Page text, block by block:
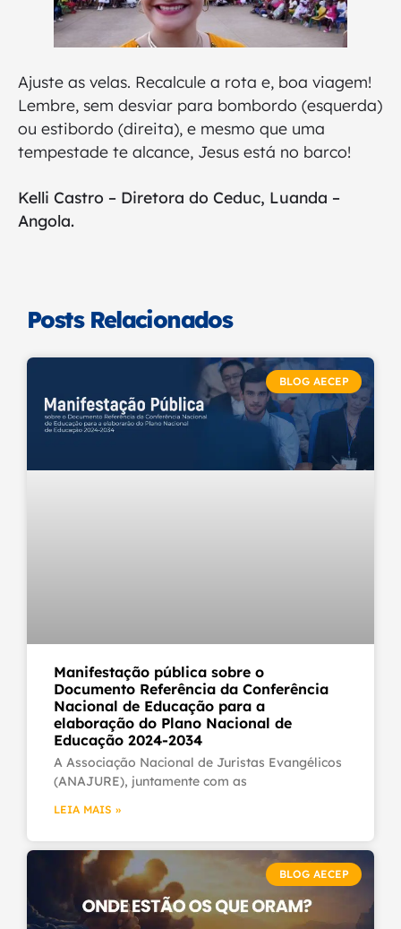
Ajuste as velas. Recalcule a rota e, boa viagem!
Lembre, sem desviar para bombordo (esquerda)
ou estibordo (direita), e mesmo que uma
tempestade te alcance, Jesus está no barco!
Kelli Castro – Diretora do Ceduc, Luanda –
Angola.
Posts Relacionados
BLOG AECEP
Manifestação pública sobre o
Documento Referência da Conferência
Nacional de Educação para a
elaboração do Plano Nacional de
Educação 2024-2034
A Associação Nacional de Juristas Evangélicos
(ANAJURE), juntamente com as
LEIA MAIS »
BLOG AECEP